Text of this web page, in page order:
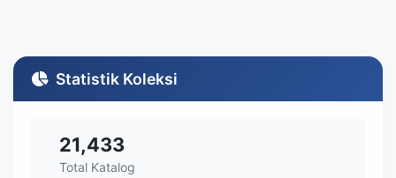
Statistik Koleksi
21,433
Total Katalog